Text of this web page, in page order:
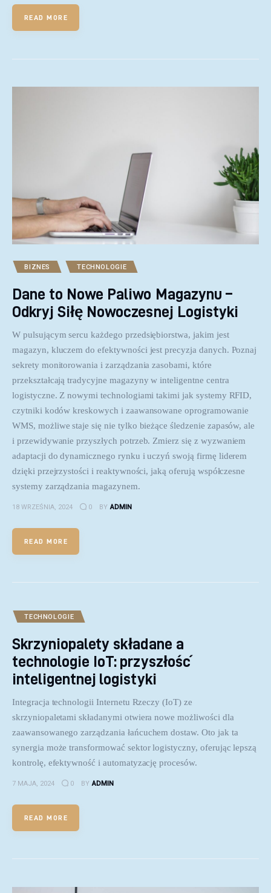
READ MORE
BIZNES TECHNOLOGIE
Dane to Nowe Paliwo Magazynu –
Odkryj Siłę Nowoczesnej Logistyki
W pulsującym sercu każdego przedsiębiorstwa, jakim jest
magazyn, kluczem do efektywności jest precyzja danych. Poznaj
sekrety monitorowania i zarządzania zasobami, które
przekształcają tradycyjne magazyny w inteligentne centra
logistyczne. Z nowymi technologiami takimi jak systemy RFID,
czytniki kodów kreskowych i zaawansowane oprogramowanie
WMS, możliwe staje się nie tylko bieżące śledzenie zapasów, ale
i przewidywanie przyszłych potrzeb. Zmierz się z wyzwaniem
adaptacji do dynamicznego rynku i uczyń swoją firmę liderem
dzięki przejrzystości i reaktywności, jaką oferują współczesne
systemy zarządzania magazynem.
18 WRZEŚNIA, 2024 0 BY ADMIN
READ MORE
TECHNOLOGIE
Skrzyniopalety składane a
technologie IoT: przyszłość
inteligentnej logistyki
Integracja technologii Internetu Rzeczy (IoT) ze
skrzyniopaletami składanymi otwiera nowe możliwości dla
zaawansowanego zarządzania łańcuchem dostaw. Oto jak ta
synergia może transformować sektor logistyczny, oferując lepszą
kontrolę, efektywność i automatyzację procesów.
7 MAJA, 2024 0 BY ADMIN
READ MORE